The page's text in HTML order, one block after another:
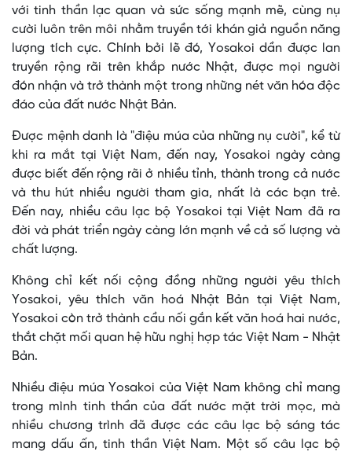
với tinh thần lạc quan và sức sống mạnh mẽ, cùng nụ
cười luôn trên môi nhằm truyền tới khán giả nguồn năng
lượng tích cực. Chính bởi lẽ đó, Yosakoi dần được lan
truyền rộng rãi trên khắp nước Nhật, được mọi người
đón nhận và trở thành một trong những nét văn hóa độc
đáo của đất nước Nhật Bản.
Được mệnh danh là "điệu múa của những nụ cười", kể từ
khi ra mắt tại Việt Nam, đến nay, Yosakoi ngày càng
được biết đến rộng rãi ở nhiều tỉnh, thành trong cả nước
và thu hút nhiều người tham gia, nhất là các bạn trẻ.
Đến nay, nhiều câu lạc bộ Yosakoi tại Việt Nam đã ra
đời và phát triển ngày càng lớn mạnh về cả số lượng và
chất lượng.
Không chỉ kết nối cộng đồng những người yêu thích
Yosakoi, yêu thích văn hoá Nhật Bản tại Việt Nam,
Yosakoi còn trở thành cầu nối gắn kết văn hoá hai nước,
thắt chặt mối quan hệ hữu nghị hợp tác Việt Nam - Nhật
Bản.
Nhiều điệu múa Yosakoi của Việt Nam không chỉ mang
trong mình tinh thần của đất nước mặt trời mọc, mà
nhiều chương trình đã được các câu lạc bộ sáng tác
mang dấu ấn, tinh thần Việt Nam. Một số câu lạc bộ